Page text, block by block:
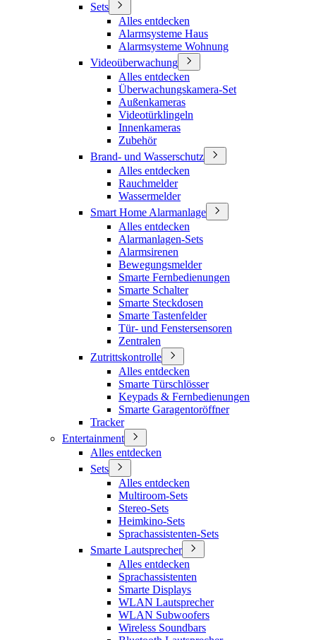
Sets
Alles entdecken
Alarmsysteme Haus
Alarmsysteme Wohnung
Videoüberwachung
Alles entdecken
Überwachungskamera-Set
Außenkameras
Videotürklingeln
Innenkameras
Zubehör
Brand- und Wasserschutz
Alles entdecken
Rauchmelder
Wassermelder
Smart Home Alarmanlage
Alles entdecken
Alarmanlagen-Sets
Alarmsirenen
Bewegungsmelder
Smarte Fernbedienungen
Smarte Schalter
Smarte Steckdosen
Smarte Tastenfelder
Tür- und Fenstersensoren
Zentralen
Zutrittskontrolle
Alles entdecken
Smarte Türschlösser
Keypads & Fernbedienungen
Smarte Garagentoröffner
Tracker
Entertainment
Alles entdecken
Sets
Alles entdecken
Multiroom-Sets
Stereo-Sets
Heimkino-Sets
Sprachassistenten-Sets
Smarte Lautsprecher
Alles entdecken
Sprachassistenten
Smarte Displays
WLAN Lautsprecher
WLAN Subwoofers
Wireless Soundbars